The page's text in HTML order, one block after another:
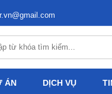
ÁN DỊCH VỤ